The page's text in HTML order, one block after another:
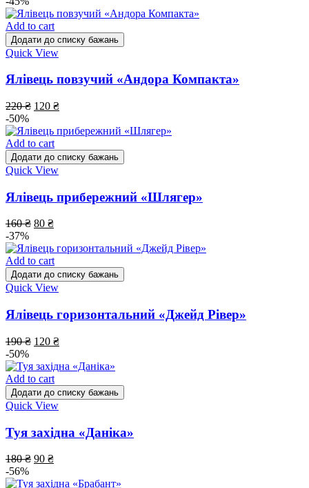
Add to cart
Додати до списку бажань
Quick View
Ялівець повзучий «Андора Компакта»
220₴ 120 ₴
-50%
Add to cart
Додати до списку бажань
Quick View
Ялівець прибережний «Шлягер»
160₴ 80 ₴
-37%
Add to cart
Додати до списку бажань
Quick View
Ялівець горизонтальний «Джейд Рівер»
190₴ 120 ₴
-50%
Add to cart
Додати до списку бажань
Quick View
Туя західна «Даніка»
180₴ 90 ₴
-56%